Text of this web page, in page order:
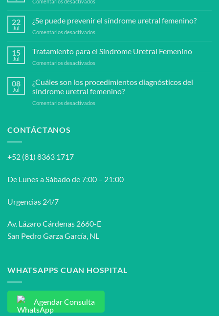
Comentarios desactivados
enfermedad
peyronie?
22
Jul
¿Se puede prevenir el síndrome uretral femenino?
Comentarios desactivados
puede
el
uretral
femenino?
15
Jul
Tratamiento para el Síndrome Uretral Femenino
Comentarios desactivados
Síndrome
Uretral
08
Jul
¿Cuáles son los procedimientos diagnósticos del
síndrome uretral femenino?
Comentarios desactivados
femenino?
CONTÁCTANOS
+52 (81) 8363 1717
De Lunes a Sábado de 7:00 – 21:00
Urgencias 24/7
Av. Lázaro Cárdenas 2660-E
San Pedro Garza García, NL
WHATSAPPS CUAN HOSPITAL
Agendar Consulta